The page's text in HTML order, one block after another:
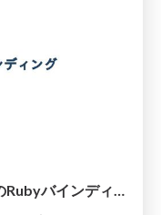
Rustで作るtree-sitterパーサーのRubyバインディング